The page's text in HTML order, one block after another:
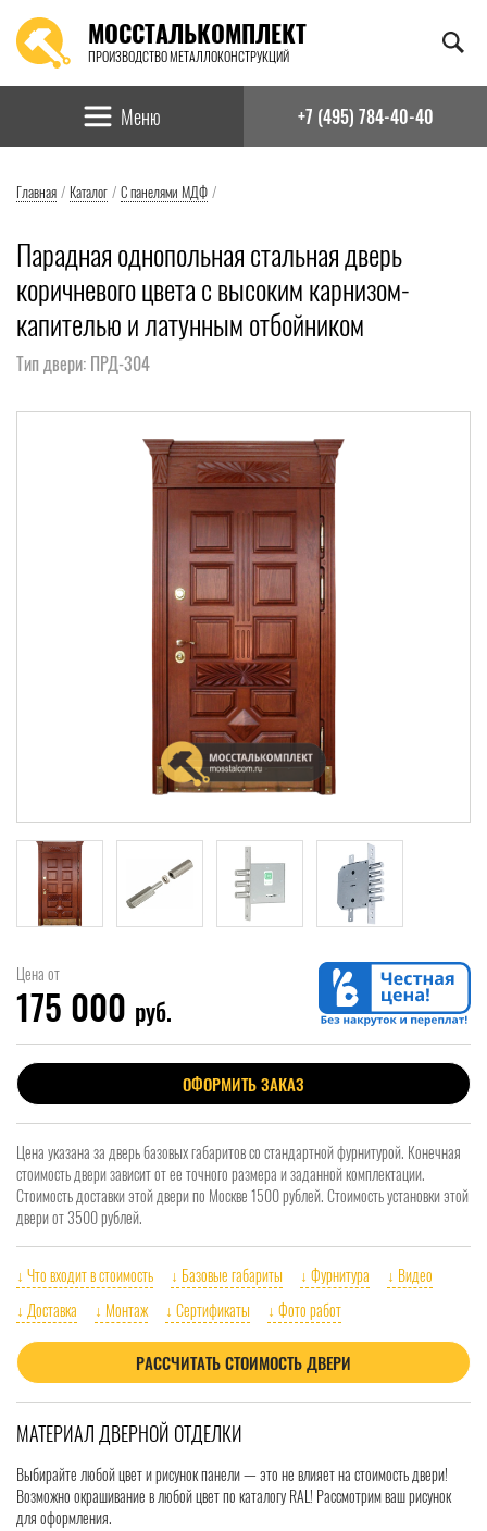
МОССТАЛЬКОМПЛЕКТ
ПРОИЗВОДСТВО МЕТАЛЛОКОНСТРУКЦИЙ
Найти:
Меню +7 (495) 784-40-40
Главная / Каталог / С панелями МДФ /
Парадная однопольная стальная дверь
коричневого цвета с высоким карнизом-
капителью и латунным отбойником
Тип двери: ПРД-304
Цена от
175 000 руб.
ОФОРМИТЬ ЗАКАЗ
Цена указана за дверь базовых габаритов со стандартной фурнитурой. Конечная
стоимость двери зависит от ее точного размера и заданной комплектации.
Стоимость доставки этой двери по Москве 1500 рублей. Стоимость установки этой
двери от 3500 рублей.
↓ Что входит в стоимость ↓ Базовые габариты ↓ Фурнитура
↓ Видео
↓ Доставка
↓ Монтаж ↓ Сертификаты ↓ Фото работ
РАССЧИТАТЬ СТОИМОСТЬ ДВЕРИ
МАТЕРИАЛ ДВЕРНОЙ ОТДЕЛКИ
Выбирайте любой цвет и рисунок панели — это не влияет на стоимость двери!
Возможно окрашивание в любой цвет по каталогу RAL! Рассмотрим ваш рисунок
для оформления.